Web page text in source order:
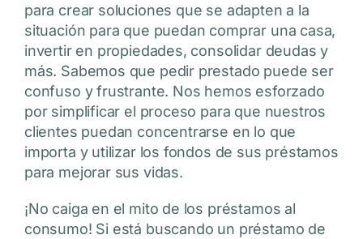
para crear soluciones que se adapten a la
situación para que puedan comprar una casa,
invertir en propiedades, consolidar deudas y
más. Sabemos que pedir prestado puede ser
confuso y frustrante. Nos hemos esforzado
por simplificar el proceso para que nuestros
clientes puedan concentrarse en lo que
importa y utilizar los fondos de sus préstamos
para mejorar sus vidas.
¡No caiga en el mito de los préstamos al
consumo! Si está buscando un préstamo de